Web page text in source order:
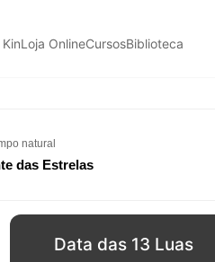
Loja OnlineCursosBiblioteca
natural
das Estrelas
Data das 13 Luas